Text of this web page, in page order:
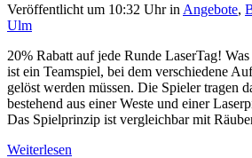
Veröffentlicht um 10:32 Uhrin Angebote,
Ulm
20% Rabatt auf jede Runde LaserTag!
ist ein Teamspiel, bei dem verschiedene
gelöst werden müssen. Die Spieler tragen
bestehend aus einer Weste und einer
Das Spielprinzip ist vergleichbar mit
Weiterlesen